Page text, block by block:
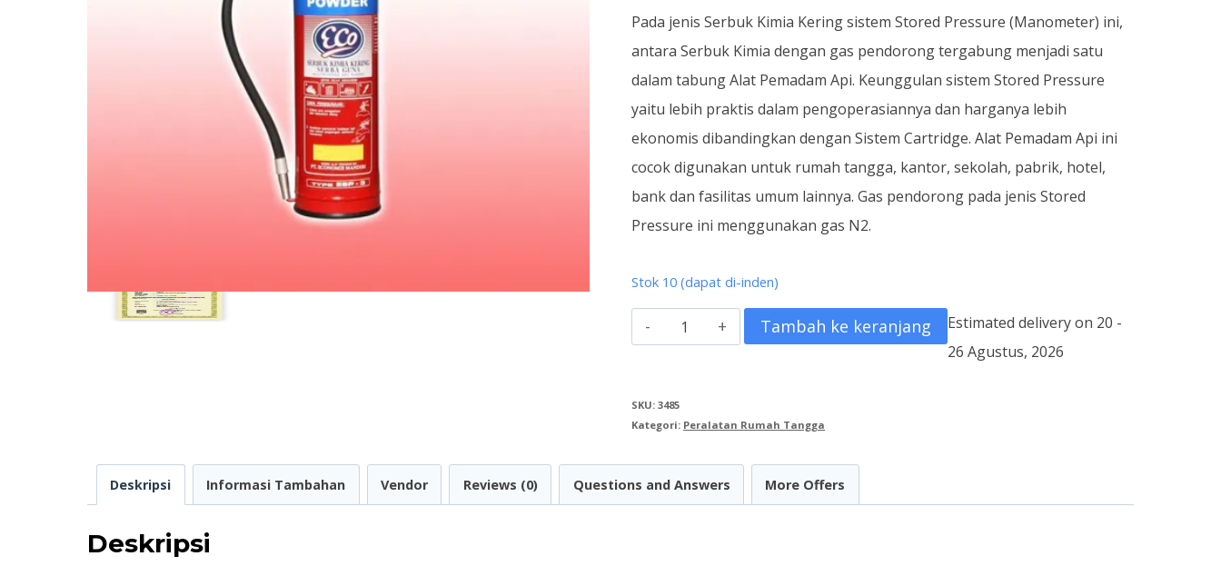
Pada jenis Serbuk Kimia Kering sistem Stored Pressure (Manometer) ini,
antara Serbuk Kimia dengan gas pendorong tergabung menjadi satu
dalam tabung Alat Pemadam Api. Keunggulan sistem Stored Pressure
yaitu lebih praktis dalam pengoperasiannya dan harganya lebih
ekonomis dibandingkan dengan Sistem Cartridge. Alat Pemadam Api ini
cocok digunakan untuk rumah tangga, kantor, sekolah, pabrik, hotel,
bank dan fasilitas umum lainnya. Gas pendorong pada jenis Stored
Pressure ini menggunakan gas N2.
Stok 10 (dapat di-inden)
Kuantitas
Alat
Kebakaran
Chemical
Tambah ke keranjang
Estimated delivery on 20 -
26 Agustus, 2026
SKU:3485
Kategori: Peralatan Rumah Tangga
Deskripsi Informasi Tambahan Vendor Reviews (0) Questions and Answers More Offers
Deskripsi